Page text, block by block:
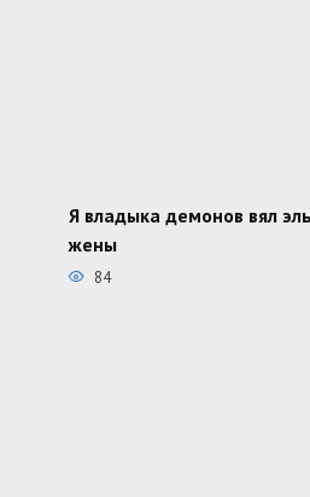
Я владыка демонов вял
жены
84